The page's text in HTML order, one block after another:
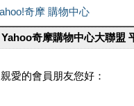
Yahoo奇摩購物中心大聯盟
親愛的會員朋友您好：